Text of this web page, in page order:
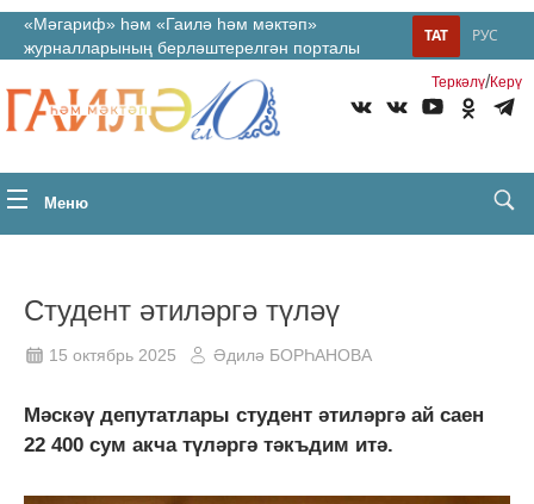
«Мәгариф» һәм «Гаилә һәм мәктәп»
журналларының берләштерелгән порталы
РУС
ТАТ
Теркəлү/Керү
Меню
Студент әтиләргә түләү
15 октябрь 2025 Әдилә БОРҺАНОВА
Мәскәү депутатлары студент әтиләргә ай саен
22 400 сум акча түләргә тәкъдим итә.